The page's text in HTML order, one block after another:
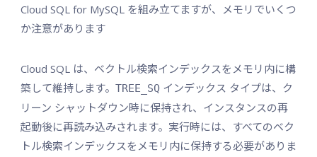
Cloud SQL for MySQL を組み立てますが、メモリでいくつ
か注意があります
Cloud SQL は、ベクトル検索インデックスをメモリ内に構
築して維持します。 TREE_SQインデックス タイプは、ク
リーン シャットダウン時に保持され、インスタンスの再
起動後に再読み込みされます。実行時には、すべてのベク
トル検索インデックスをメモリ内に保持する必要がありま